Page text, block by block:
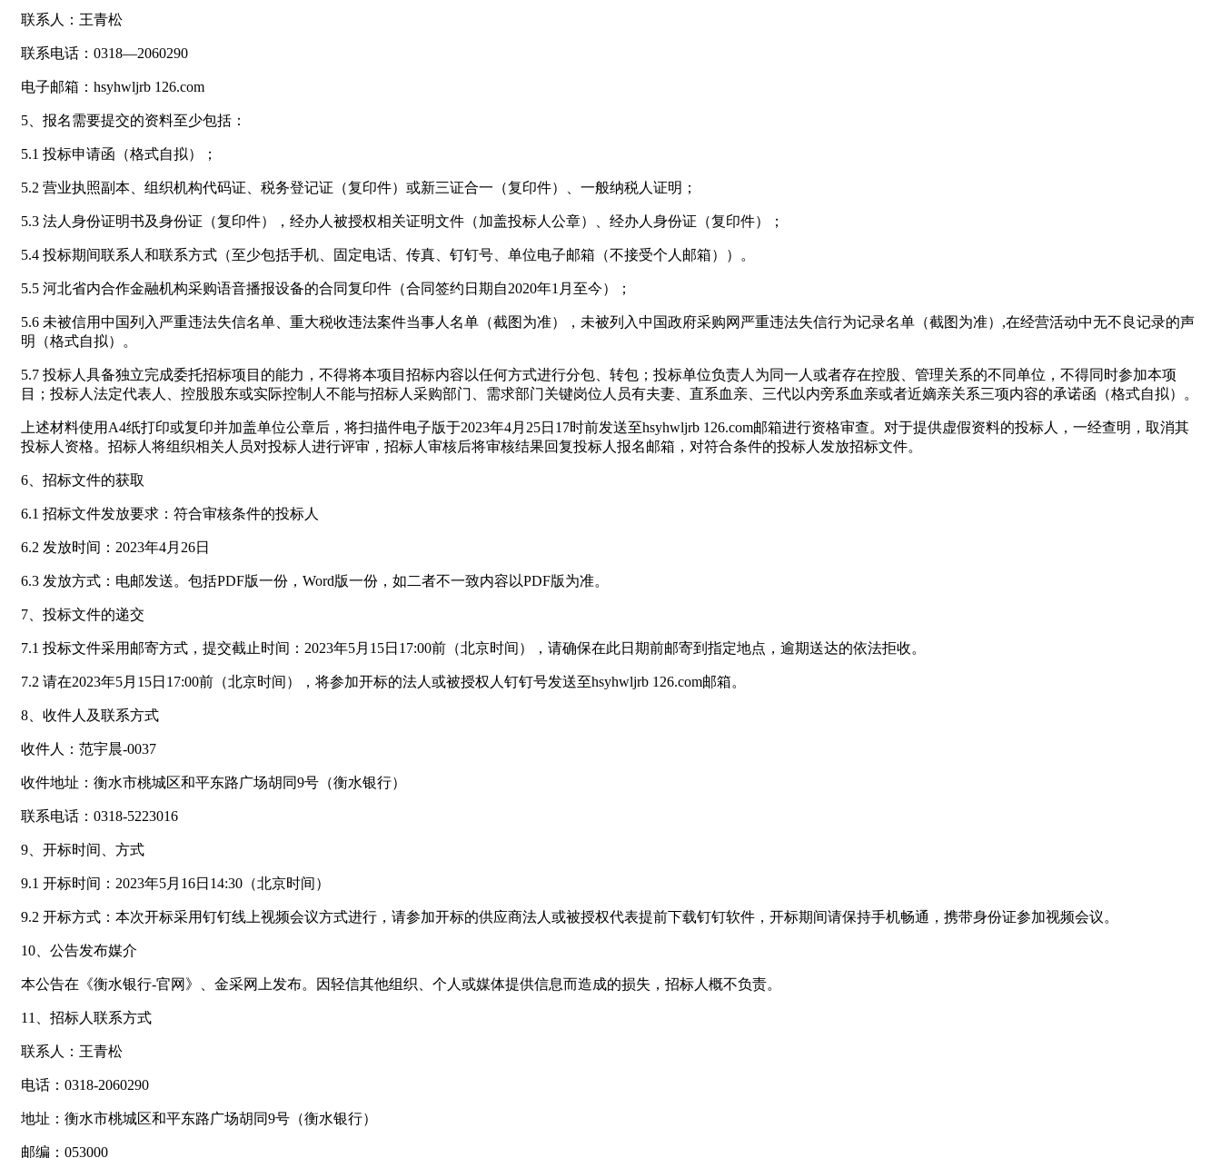
联系人：王青松
联系电话：0318—2060290
电子邮箱：hsyhwljrb 126.com
5、报名需要提交的资料至少包括：
5.1 投标申请函（格式自拟）；
5.2 营业执照副本、组织机构代码证、税务登记证（复印件）或新三证合一（复印件）、一般纳税人证明；
5.3 法人身份证明书及身份证（复印件），经办人被授权相关证明文件（加盖投标人公章）、经办人身份证（复印件）；
5.4 投标期间联系人和联系方式（至少包括手机、固定电话、传真、钉钉号、单位电子邮箱（不接受个人邮箱））。
5.5 河北省内合作金融机构采购语音播报设备的合同复印件（合同签约日期自2020年1月至今）；
5.6 未被信用中国列入严重违法失信名单、重大税收违法案件当事人名单（截图为准），未被列入中国政府采购网严重违法失信行为记录名单（截图为准）,在经营活动中无不良记录的声
明（格式自拟）。
5.7 投标人具备独立完成委托招标项目的能力，不得将本项目招标内容以任何方式进行分包、转包；投标单位负责人为同一人或者存在控股、管理关系的不同单位，不得同时参加本项
目；投标人法定代表人、控股股东或实际控制人不能与招标人采购部门、需求部门关键岗位人员有夫妻、直系血亲、三代以内旁系血亲或者近嫡亲关系三项内容的承诺函（格式自拟）。
上述材料使用A4纸打印或复印并加盖单位公章后，将扫描件电子版于2023年4月25日17时前发送至hsyhwljrb 126.com邮箱进行资格审查。对于提供虚假资料的投标人，一经查明，取消其
投标人资格。招标人将组织相关人员对投标人进行评审，招标人审核后将审核结果回复投标人报名邮箱，对符合条件的投标人发放招标文件。
6、招标文件的获取
6.1 招标文件发放要求：符合审核条件的投标人
6.2 发放时间：2023年4月26日
6.3 发放方式：电邮发送。包括PDF版一份，Word版一份，如二者不一致内容以PDF版为准。
7、投标文件的递交
7.1 投标文件采用邮寄方式，提交截止时间：2023年5月15日17:00前（北京时间），请确保在此日期前邮寄到指定地点，逾期送达的依法拒收。
7.2 请在2023年5月15日17:00前（北京时间），将参加开标的法人或被授权人钉钉号发送至hsyhwljrb 126.com邮箱。
8、收件人及联系方式
收件人：范宇晨-0037
收件地址：衡水市桃城区和平东路广场胡同9号（衡水银行）
联系电话：0318-5223016
9、开标时间、方式
9.1 开标时间：2023年5月16日14:30（北京时间）
9.2 开标方式：本次开标采用钉钉线上视频会议方式进行，请参加开标的供应商法人或被授权代表提前下载钉钉软件，开标期间请保持手机畅通，携带身份证参加视频会议。
10、公告发布媒介
本公告在《衡水银行-官网》、金采网上发布。因轻信其他组织、个人或媒体提供信息而造成的损失，招标人概不负责。
11、招标人联系方式
联系人：王青松
电话：0318-2060290
地址：衡水市桃城区和平东路广场胡同9号（衡水银行）
邮编：053000